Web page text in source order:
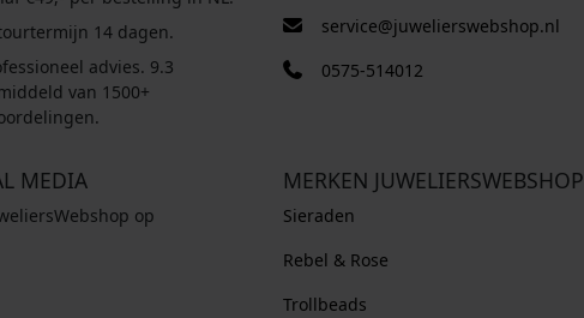
14 dagen.
advies. 9.3
van 1500+
service@juwelierswebshop.nl
0575-514012
MEDIA
op
MERKEN JUWELIERSWEBSHOP
Sieraden
Rebel & Rose
Trollbeads